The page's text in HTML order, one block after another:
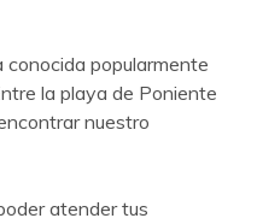
conocida popularmente
la playa de Poniente
nuestro
atender tus